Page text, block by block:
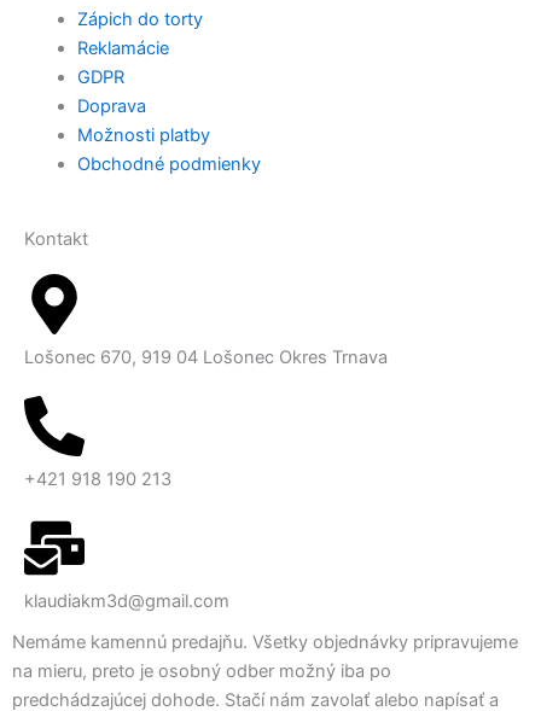
Zápich do torty
Reklamácie
GDPR
Doprava
Možnosti platby
Obchodné podmienky
Kontakt
Lošonec 670, 919 04 Lošonec Okres Trnava
+421 918 190 213
klaudiakm3d@gmail.com
Nemáme kamennú predajňu. Všetky objednávky pripravujeme
na mieru, preto je osobný odber možný iba po
predchádzajúcej dohode. Stačí nám zavolať alebo napísať a